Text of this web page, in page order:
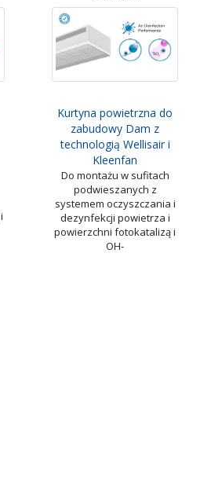
Kurtyna powietrzna do
zabudowy Dam z
technologią Wellisair i
Kleenfan
Do montażu w sufitach
podwieszanych z
systemem oczyszczania i
dezynfekcji powietrza i
powierzchni fotokatalizą i
OH-